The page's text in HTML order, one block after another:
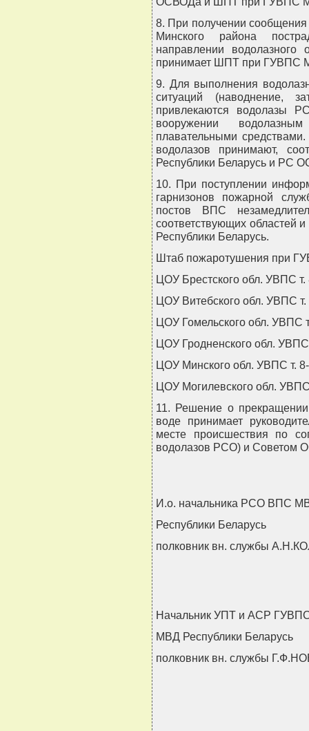
8. При получении сообщения
Минского района
направлении
принимает ШПТ при ГУВПС
9. Для выполнения
ситуаций (наводнение,
привлекаются
вооружении
плавательными
водолазов принимают,
Республики Беларусь и PC
10. При поступлении
гарнизонов пожарной
постов ВПС
соответствующих
Республики Беларусь.
Штаб пожаротушения при
ЦОУ Брестского обл. УВПС т.
ЦОУ Витебского обл. УВПС т.
ЦОУ Гомельского обл. УВПС
ЦОУ Гродненского обл. УВПС
ЦОУ Минского обл. УВПС т.
ЦОУ Могилевского обл.
11. Решение о
воде принимает
месте происшествия по
водолазов РСО) и Советом
И.о. начальника РСО ВПС
Республики Беларусь
полковник вн. службы
Начальник УПТ и АСР
МВД Республики Беларусь
полковник вн. службы